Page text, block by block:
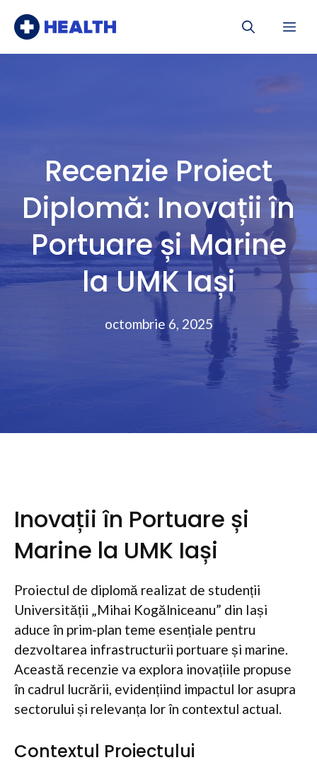
Recenzie Proiect
Diplomă: Inovații în
Portuare și Marine
la UMK Iași
octombrie 6, 2025
Inovații în Portuare și
Marine la UMK Iași
Proiectul de diplomă realizat de studenții
Universității „Mihai Kogălniceanu” din Iași
aduce în prim-plan teme esențiale pentru
dezvoltarea infrastructurii portuare și marine.
Această recenzie va explora inovațiile propuse
în cadrul lucrării, evidențiind impactul lor asupra
sectorului și relevanța lor în contextul actual.
Contextul Proiectului